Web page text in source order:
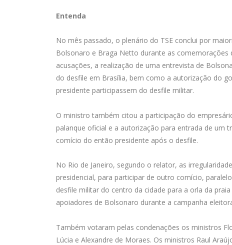
Entenda
No mês passado, o plenário do TSE conclui por
Bolsonaro e Braga Netto durante as
acusações, a realização de uma entrevista de
do desfile em Brasília, bem como a autorização do
presidente participassem do desfile militar.
O ministro também citou a participação do
palanque oficial e a autorização para entrada de um
comício do então presidente após o desfile.
No Rio de Janeiro, segundo o relator, as
presidencial, para participar de outro comício,
desfile militar do centro da cidade para a orla da
apoiadores de Bolsonaro durante a campanha
Também votaram pelas condenações os ministros
Lúcia e Alexandre de Moraes. Os ministros Raul